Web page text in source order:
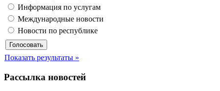
Информация по услугам
Международные новости
Новости по республике
Показать результаты »
Рассылка новостей